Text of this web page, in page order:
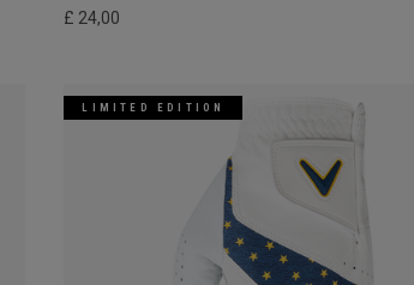
£ 24,00
LIMITED EDITION